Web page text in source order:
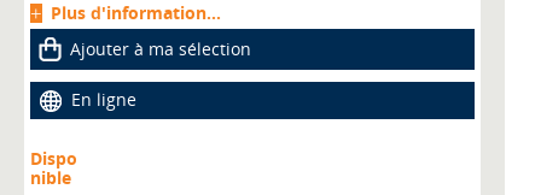
Plus d'information...
Ajouter à ma sélection
En ligne
Dispo
nible